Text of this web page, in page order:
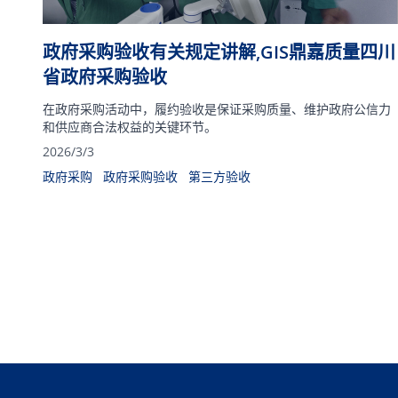
政府采购验收有关规定讲解,GIS鼎嘉质量四川
省政府采购验收
在政府采购活动中，履约验收是保证采购质量、维护政府公信力
和供应商合法权益的关键环节。
2026/3/3
政府采购
政府采购验收 第三方验收